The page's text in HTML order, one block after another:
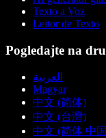
Texto a Voz
Leitor de Texto
Pogledajte na
العربية
Magyar
中文 (简体)
中文 (台灣)
中文 (简体 中